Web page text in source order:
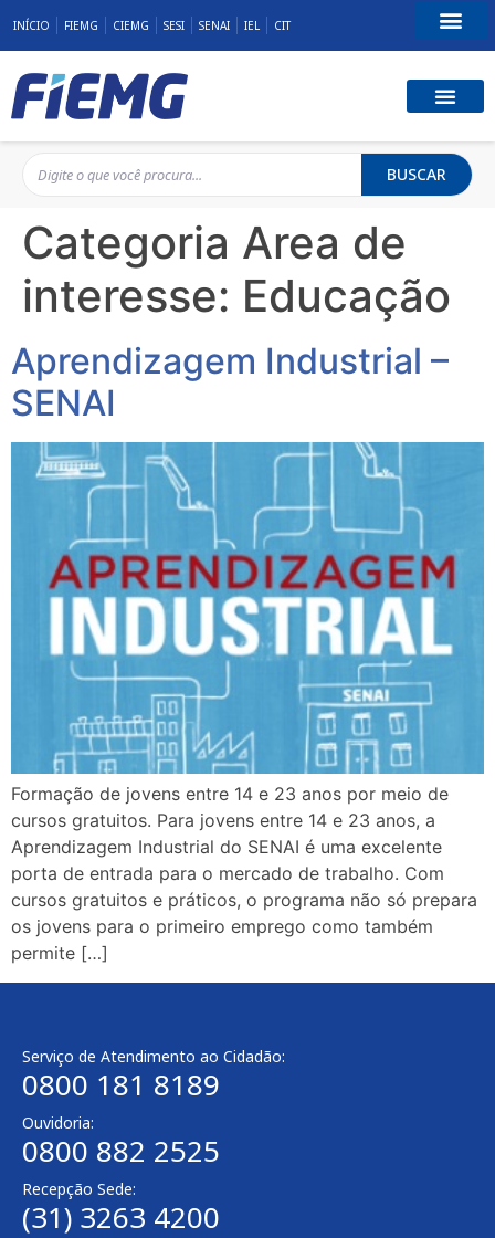
INÍCIO FIEMG CIEMG SESI SENAI IEL CIT
BUSCAR
Categoria Area de
interesse: Educação
Aprendizagem Industrial –
SENAI
Formação de jovens entre 14 e 23 anos por meio de
cursos gratuitos. Para jovens entre 14 e 23 anos, a
Aprendizagem Industrial do SENAI é uma excelente
porta de entrada para o mercado de trabalho. Com
cursos gratuitos e práticos, o programa não só prepara
os jovens para o primeiro emprego como também
permite […]
Serviço de Atendimento ao Cidadão:
0800 181 8189
Ouvidoria:
0800 882 2525
Recepção Sede:
(31) 3263 4200